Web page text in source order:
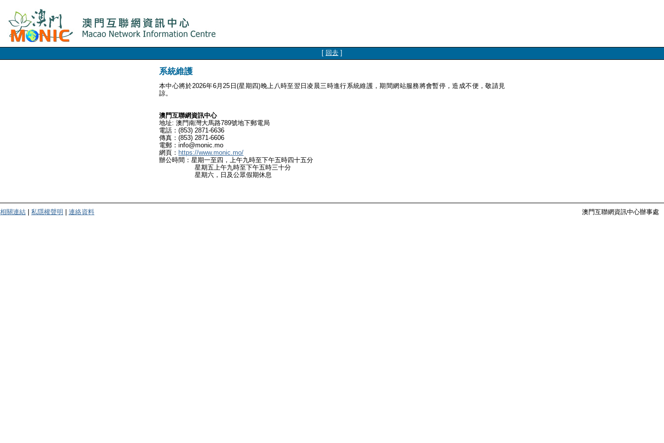
[ 回去 ]
系統維護
本中心將於2026年6月25日(星期四)晚上八時至翌日凌晨三時進行系統維護，期間網站服務將會暫停，造成不便，敬請見
諒。
澳門互聯網資訊中心
地址: 澳門南灣大馬路789號地下郵電局
電話：(853) 2871-6636
傳真：(853) 2871-6606
電郵：info@monic.mo
網頁： https://www.monic.mo/
辦公時間：星期一至四，上午九時至下午五時四十五分
星期五上午九時至下午五時三十分
星期六，日及公眾假期休息
相關連結 | 私隱權聲明 | 連絡資料 澳門互聯網資訊中心辦事處